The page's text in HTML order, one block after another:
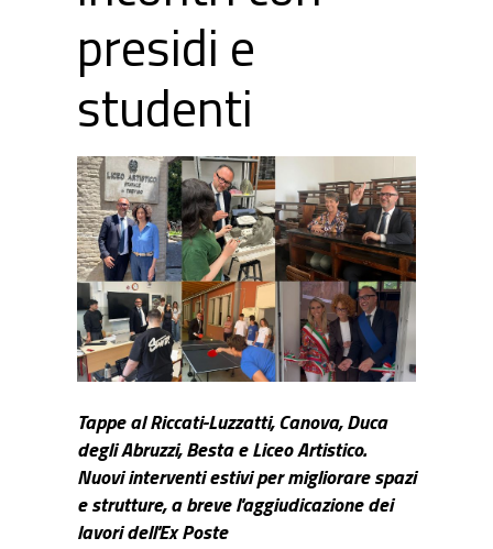
presidi e
studenti
Tappe al Riccati-Luzzatti, Canova, Duca
degli Abruzzi, Besta e Liceo Artistico.
Nuovi interventi estivi per migliorare spazi
e strutture, a breve l'aggiudicazione dei
lavori dell'Ex Poste